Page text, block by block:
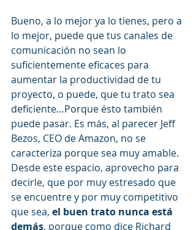
Bueno, a lo mejor ya lo tienes, pero a
lo mejor, puede que tus canales de
comunicación no sean lo
suficientemente eficaces para
aumentar la productividad de tu
proyecto, o puede, que tu trato sea
deficiente…Porque ésto también
puede pasar. Es más, al parecer Jeff
Bezos, CEO de Amazon, no se
caracteriza porque sea muy amable.
Desde este espacio, aprovecho para
decirle, que por muy estresado que
se encuentre y por muy competitivo
que sea, el buen trato nunca está
demás, porque como dice Richard